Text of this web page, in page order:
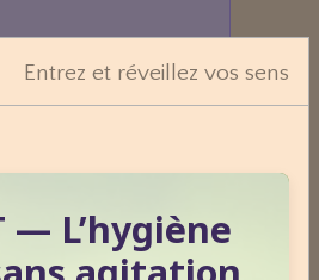
Entrez et réveillez vos sens
— L’hygiène